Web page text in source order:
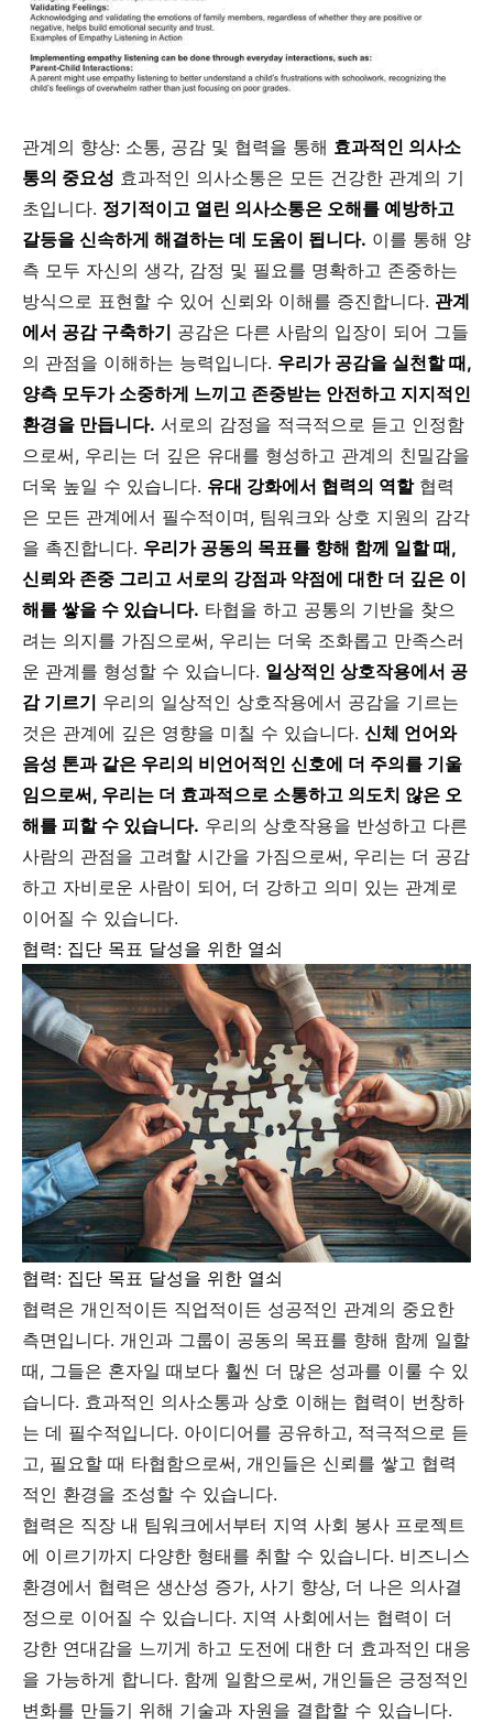
관계의 향상: 소통, 공감 및 협력을 통해 효과적인 의사소
통의 중요성 효과적인 의사소통은 모든 건강한 관계의 기
초입니다. 정기적이고 열린 의사소통은 오해를 예방하고
갈등을 신속하게 해결하는 데 도움이 됩니다. 이를 통해 양
측 모두 자신의 생각, 감정 및 필요를 명확하고 존중하는
방식으로 표현할 수 있어 신뢰와 이해를 증진합니다. 관계
에서 공감 구축하기 공감은 다른 사람의 입장이 되어 그들
의 관점을 이해하는 능력입니다. 우리가 공감을 실천할 때,
양측 모두가 소중하게 느끼고 존중받는 안전하고 지지적인
환경을 만듭니다. 서로의 감정을 적극적으로 듣고 인정함
으로써, 우리는 더 깊은 유대를 형성하고 관계의 친밀감을
더욱 높일 수 있습니다. 유대 강화에서 협력의 역할협력
은 모든 관계에서 필수적이며, 팀워크와 상호 지원의 감각
을 촉진합니다. 우리가 공동의 목표를 향해 함께 일할 때,
신뢰와 존중 그리고 서로의 강점과 약점에 대한 더 깊은 이
해를 쌓을 수 있습니다. 타협을 하고 공통의 기반을 찾으
려는 의지를 가짐으로써, 우리는 더욱 조화롭고 만족스러
운 관계를 형성할 수 있습니다. 일상적인 상호작용에서 공
감 기르기 우리의 일상적인 상호작용에서 공감을 기르는
것은 관계에 깊은 영향을 미칠 수 있습니다. 신체 언어와
음성 톤과 같은 우리의 비언어적인 신호에 더 주의를 기울
임으로써, 우리는 더 효과적으로 소통하고 의도치 않은 오
해를 피할 수 있습니다. 우리의 상호작용을 반성하고 다른
사람의 관점을 고려할 시간을 가짐으로써, 우리는 더 공감
하고 자비로운 사람이 되어, 더 강하고 의미 있는 관계로
이어질 수 있습니다.
협력: 집단 목표 달성을 위한 열쇠
협력: 집단 목표 달성을 위한 열쇠
협력은 개인적이든 직업적이든 성공적인 관계의 중요한
측면입니다. 개인과 그룹이 공동의 목표를 향해 함께 일할
때, 그들은 혼자일 때보다 훨씬 더 많은 성과를 이룰 수 있
습니다. 효과적인 의사소통과 상호 이해는 협력이 번창하
는 데 필수적입니다. 아이디어를 공유하고, 적극적으로 듣
고, 필요할 때 타협함으로써, 개인들은 신뢰를 쌓고 협력
적인 환경을 조성할 수 있습니다.
협력은 직장 내 팀워크에서부터 지역 사회 봉사 프로젝트
에 이르기까지 다양한 형태를 취할 수 있습니다. 비즈니스
환경에서 협력은 생산성 증가, 사기 향상, 더 나은 의사결
정으로 이어질 수 있습니다. 지역 사회에서는 협력이 더
강한 연대감을 느끼게 하고 도전에 대한 더 효과적인 대응
을 가능하게 합니다. 함께 일함으로써, 개인들은 긍정적인
변화를 만들기 위해 기술과 자원을 결합할 수 있습니다.